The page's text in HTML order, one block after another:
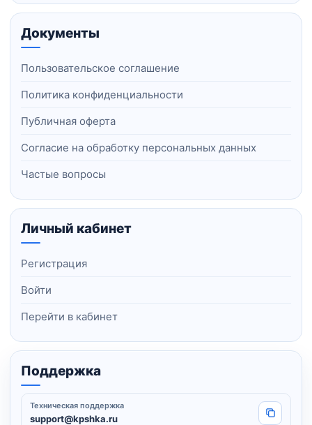
Документы
Пользовательское соглашение
Политика конфиденциальности
Публичная оферта
Согласие на обработку персональных данных
Частые вопросы
Личный кабинет
Регистрация
Войти
Перейти в кабинет
Поддержка
Техническая поддержка
support@kpshka.ru
Копировать